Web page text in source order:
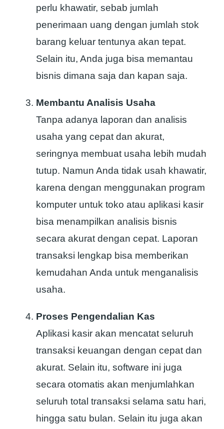
perlu khawatir, sebab jumlah
penerimaan uang dengan jumlah stok
barang keluar tentunya akan tepat.
Selain itu, Anda juga bisa memantau
bisnis dimana saja dan kapan saja.
Membantu Analisis Usaha
Tanpa adanya laporan dan analisis
usaha yang cepat dan akurat,
seringnya membuat usaha lebih mudah
tutup. Namun Anda tidak usah khawatir,
karena dengan menggunakan program
komputer untuk toko atau aplikasi kasir
bisa menampilkan analisis bisnis
secara akurat dengan cepat. Laporan
transaksi lengkap bisa memberikan
kemudahan Anda untuk menganalisis
usaha.
Proses Pengendalian Kas
Aplikasi kasir akan mencatat seluruh
transaksi keuangan dengan cepat dan
akurat. Selain itu, software ini juga
secara otomatis akan menjumlahkan
seluruh total transaksi selama satu hari,
hingga satu bulan. Selain itu juga akan